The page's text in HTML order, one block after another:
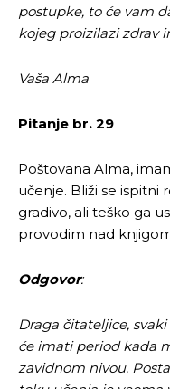
postupke, to će vam
kojeg proizilazi zdrav
Vaša Alma
Pitanje br. 29
Poštovana Alma,
učenje. Bliži se ispitni
gradivo, ali teško ga
provodim nad
Odgovor:
Draga čitateljice,
će imati period kada
zavidnom nivou.